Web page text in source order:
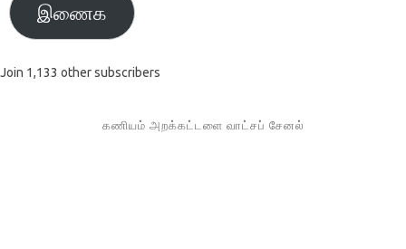
இணைக
Join 1,133 other subscribers
கணியம் அறக்கட்டளை வாட்சப் சேனல்